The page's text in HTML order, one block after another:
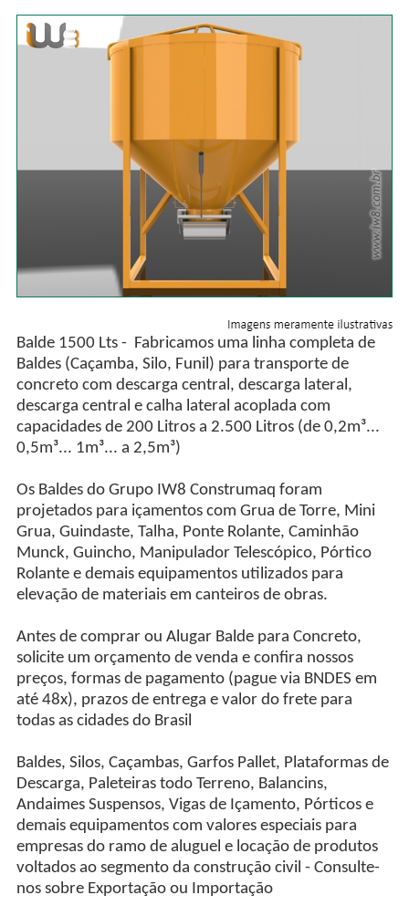
Balde 1500 Lts - Fabricamos uma linha completa de
Baldes (Caçamba, Silo, Funil) para transporte de
concreto com descarga central, descarga lateral,
descarga central e calha lateral acoplada com
capacidades de 200 Litros a 2.500 Litros (de 0,2m³...
0,5m³... 1m³... a 2,5m³)
Os Baldes do Grupo IW8 Construmaq foram
projetados para içamentos com Grua de Torre, Mini
Grua, Guindaste, Talha, Ponte Rolante, Caminhão
Munck, Guincho, Manipulador Telescópico, Pórtico
Rolante e demais equipamentos utilizados para
elevação de materiais em canteiros de obras.
Antes de comprar ou Alugar Balde para Concreto,
solicite um orçamento de venda e confira nossos
preços, formas de pagamento (pague via BNDES em
até 48x), prazos de entrega e valor do frete para
todas as cidades do Brasil
Baldes, Silos, Caçambas, Garfos Pallet, Plataformas de
Descarga, Paleteiras todo Terreno, Balancins,
Andaimes Suspensos, Vigas de Içamento, Pórticos e
demais equipamentos com valores especiais para
empresas do ramo de aluguel e locação de produtos
voltados ao segmento da construção civil - Consulte-
nos sobre Exportação ou Importação